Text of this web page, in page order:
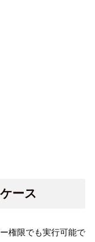
ース
権限でも実行可能で